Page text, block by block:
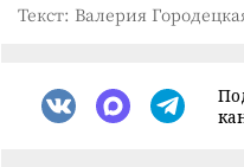
Текст: Валерия